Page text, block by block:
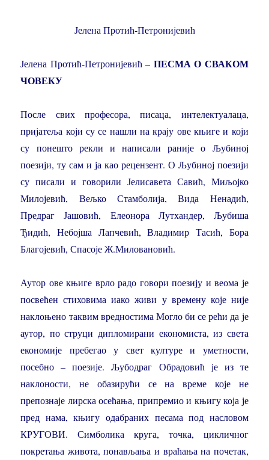
Јелена Протић-Петронијевић
Јелена Протић-Петронијевић – ПЕСМА О СВАКОМ
ЧОВЕКУ
После свих професора, писаца, интелектуалаца,
пријатеља који су се нашли на крају ове књиге и који
су понешто рекли и написали раније о Љубиној
поезији, ту сам и ја као рецензент. О Љубиној поезији
су писали и говорили Јелисавета Савић, Миљојко
Милојевић, Вељко Стамболија, Вида Ненадић,
Предраг Јашовић, Елеонора Лутхандер, Љубиша
Ђидић, Небојша Лапчевић, Владимир Тасић, Бора
Благојевић, Спасоје Ж.Миловановић.
Аутор ове књиге врло радо говори поезију и веома је
посвећен стиховима иако живи у времену које није
наклоњено таквим вредностима Могло би се рећи да је
аутор, по струци дипломирани економиста, из света
економије пребегао у свет културе и уметности,
посебно – поезије. Љубодраг Обрадовић је из те
наклоности, не обазирући се на време које не
препознаје лирска осећања, припремио и књигу која је
пред нама, књигу одабраних песама под насловом
КРУГОВИ. Симболика круга, точка, цикличног
покретања живота, понављања и враћања на почетак,